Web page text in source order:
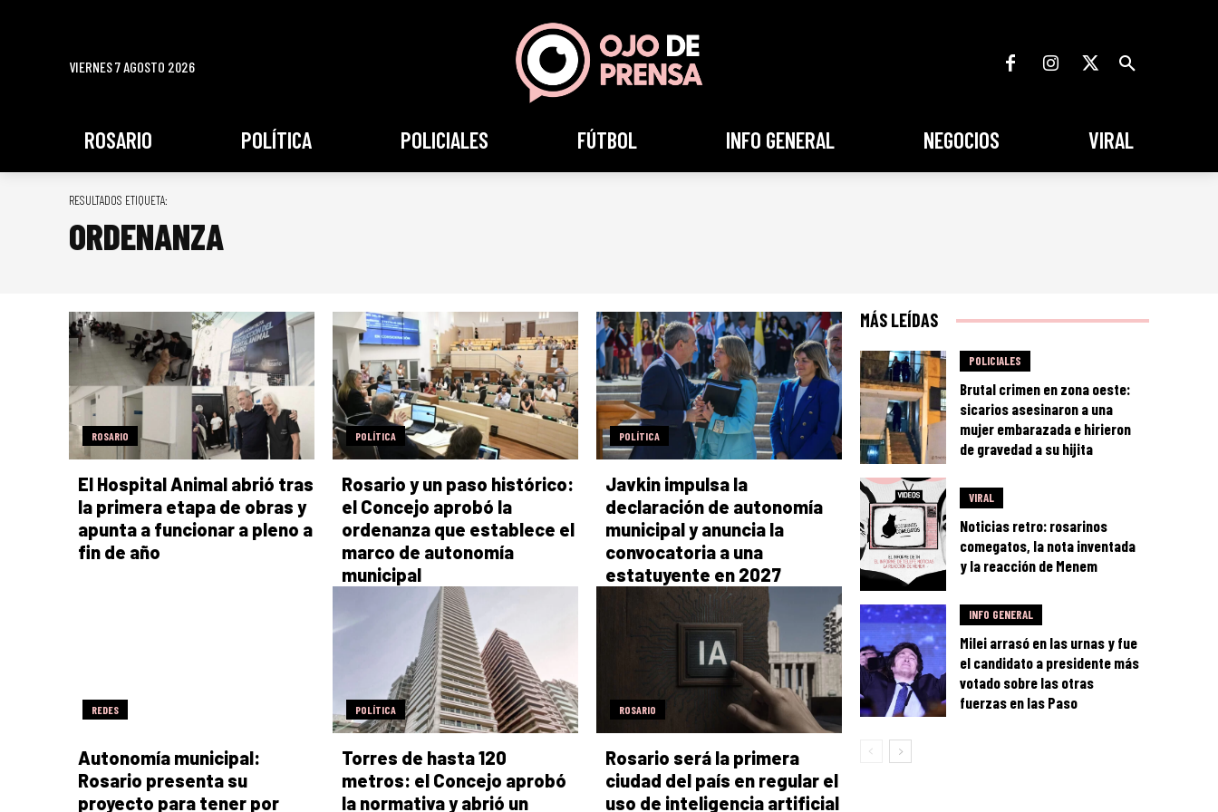
VIERNES 7 AGOSTO 2026
ROSARIO POLÍTICA POLICIALES FÚTBOL INFO GENERAL NEGOCIOS VIRAL
RESULTADOS ETIQUETA:
ORDENANZA
ROSARIO
El Hospital Animal abrió tras
la primera etapa de obras y
apunta a funcionar a pleno a
fin de año
POLÍTICA
Rosario y un paso histórico:
el Concejo aprobó la
ordenanza que establece el
marco de autonomía
municipal
POLÍTICA
Javkin impulsa la
declaración de autonomía
municipal y anuncia la
convocatoria a una
estatuyente en 2027
REDES
Autonomía municipal:
Rosario presenta su
proyecto para tener por
POLÍTICA
Torres de hasta 120
metros: el Concejo aprobó
la normativa y abrió un
ROSARIO
Rosario será la primera
ciudad del país en regular el
uso de inteligencia artificial
MÁS LEÍDAS
POLICIALES
Brutal crimen en zona oeste:
sicarios asesinaron a una
mujer embarazada e hirieron
de gravedad a su hijita
VIRAL
Noticias retro: rosarinos
comegatos, la nota inventada
y la reacción de Menem
INFO GENERAL
Milei arrasó en las urnas y fue
el candidato a presidente más
votado sobre las otras
fuerzas en las Paso